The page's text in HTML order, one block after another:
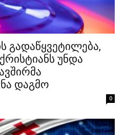
გადაწყვეტილება,
უნდა
დაგმო
0